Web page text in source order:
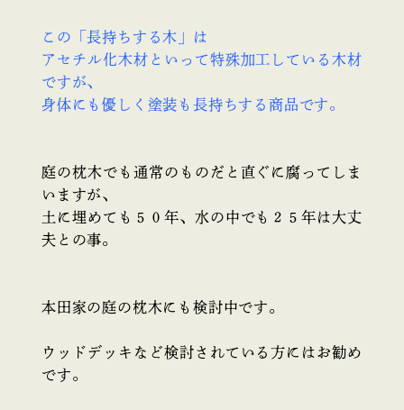
この「長持ちする木」は
アセチル化木材といって特殊加工している木材
ですが、
身体にも優しく塗装も長持ちする商品です。
庭の枕木でも通常のものだと直ぐに腐ってしま
いますが、
土に埋めても５０年、水の中でも２５年は大丈
夫との事。
本田家の庭の枕木にも検討中です。
ウッドデッキなど検討されている方にはお勧め
です。